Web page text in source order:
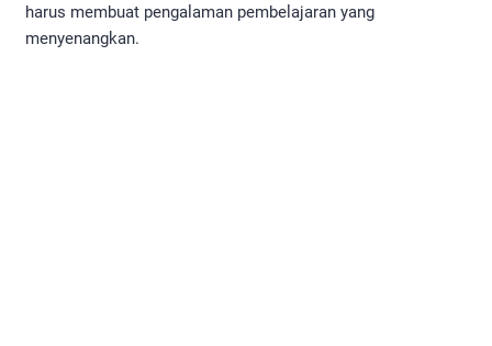
harus membuat pengalaman pembelajaran yang
menyenangkan.